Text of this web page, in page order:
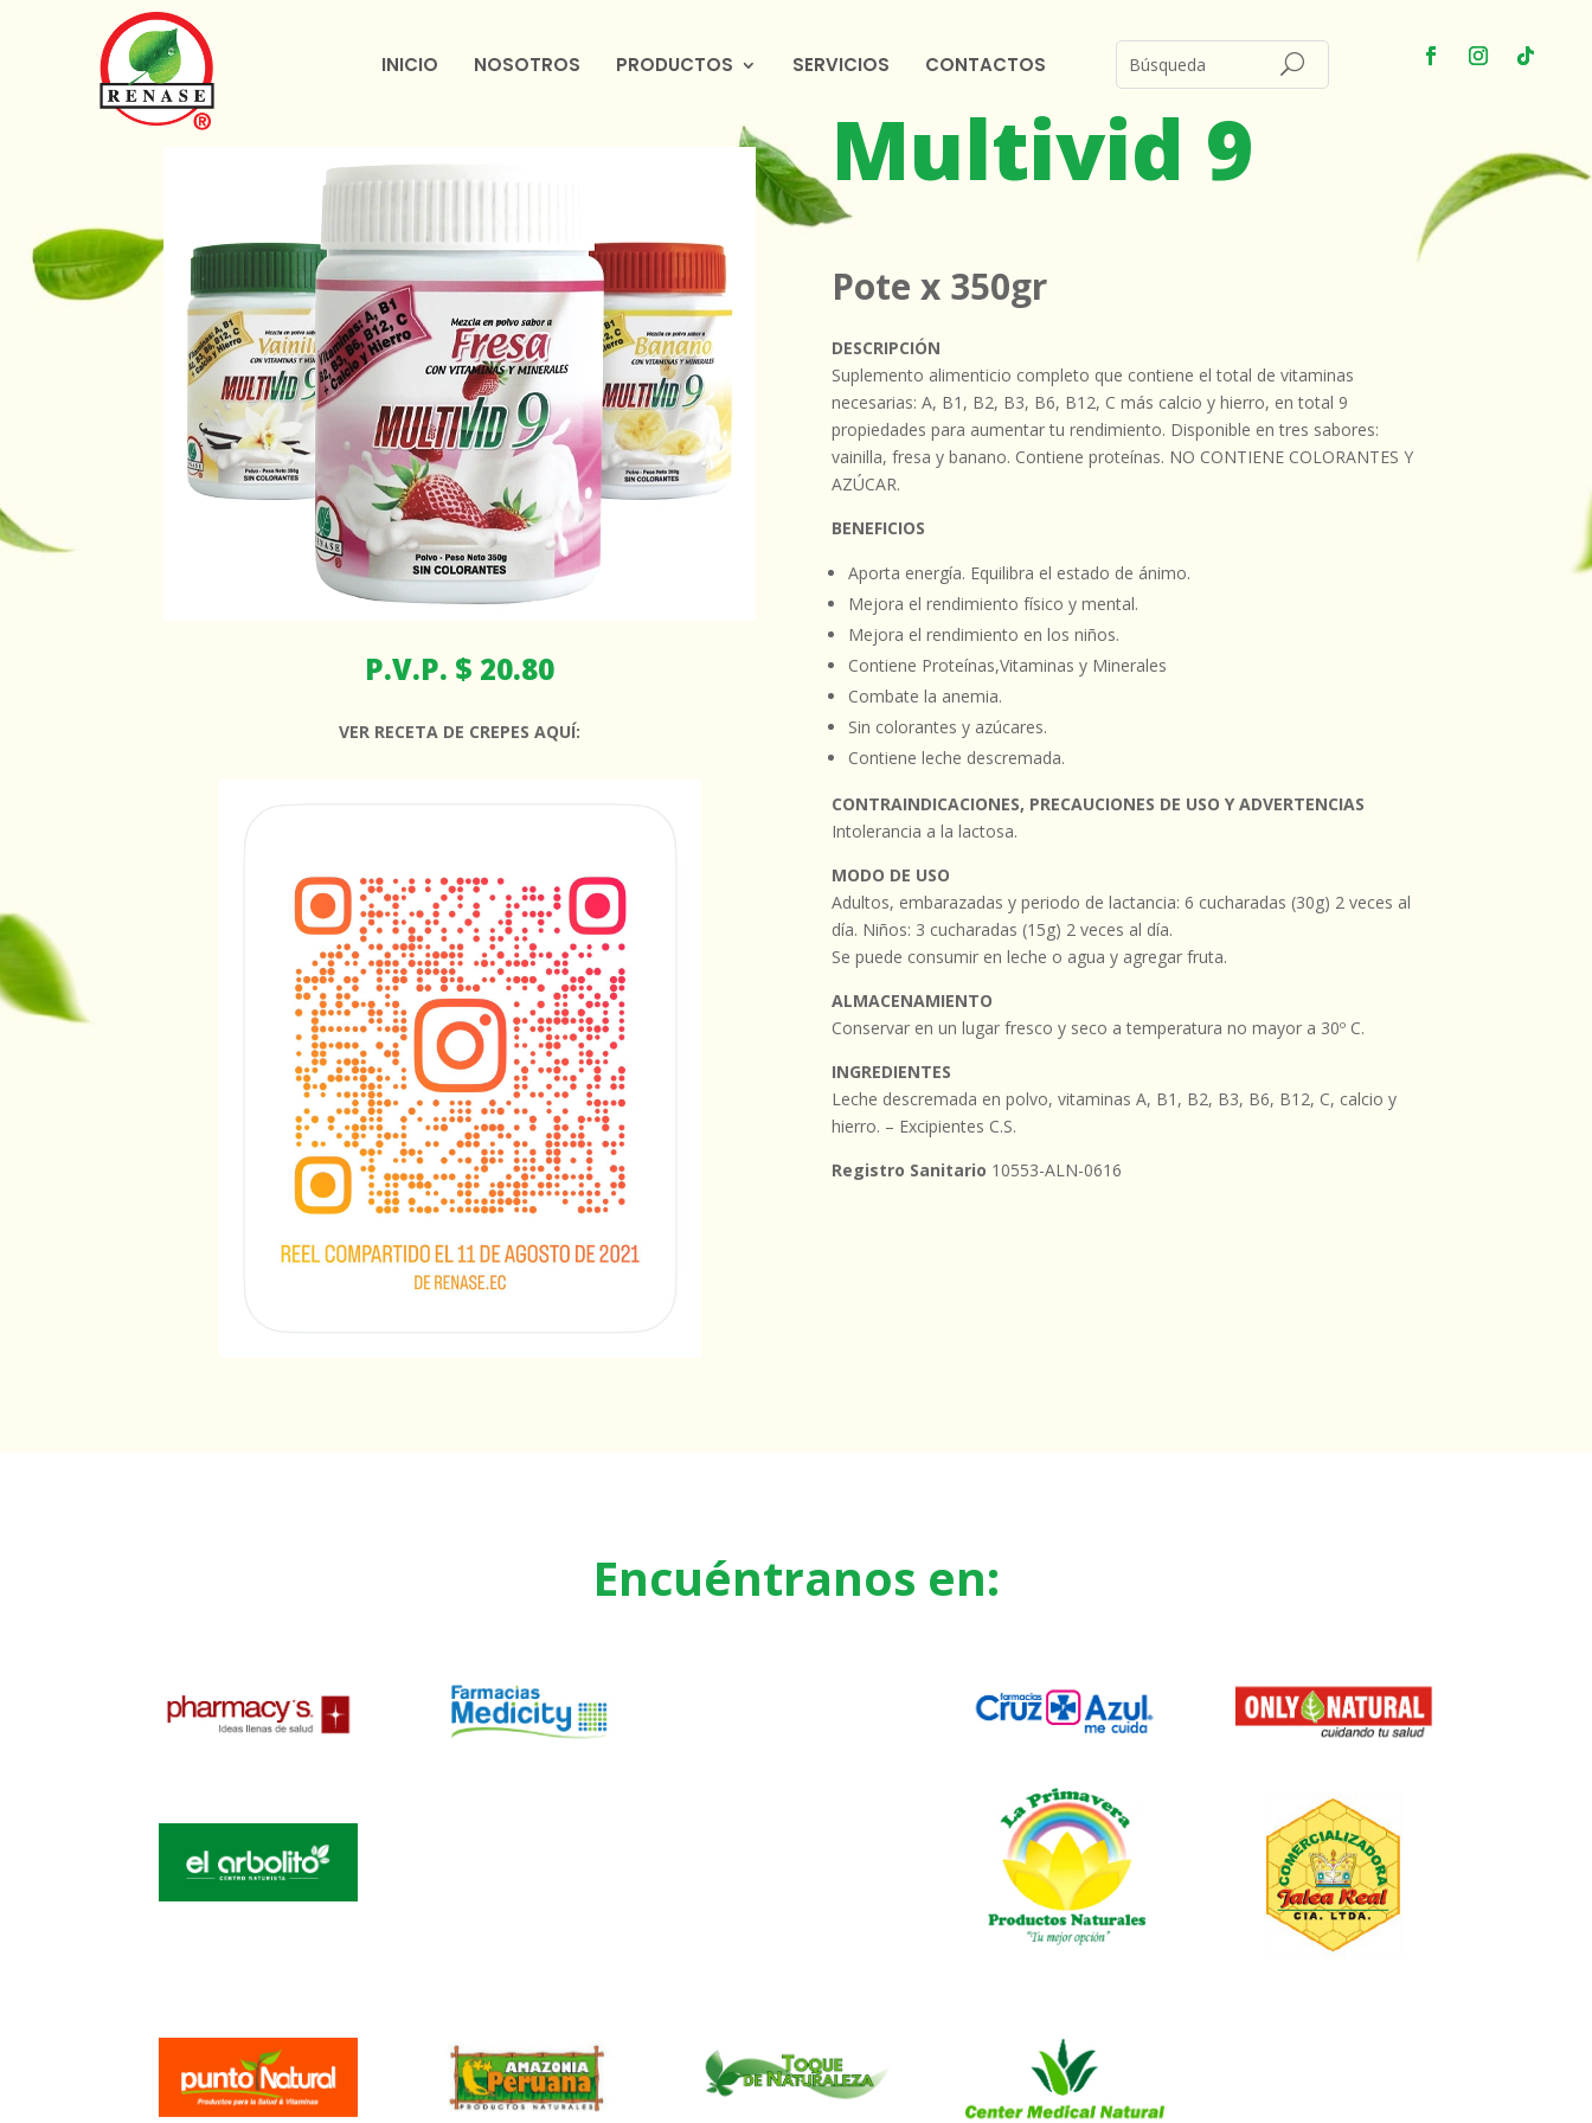
INICIO NOSOTROS PRODUCTOS SERVICIOS CONTACTOS
P.V.P. $ 20.80
VER RECETA DE CREPES AQUÍ:
Multivid 9
Pote x 350gr
DESCRIPCIÓN
Suplemento alimenticio completo que contiene el total de vitaminas
necesarias: A, B1, B2, B3, B6, B12, C más calcio y hierro, en total 9
propiedades para aumentar tu rendimiento. Disponible en tres sabores:
vainilla, fresa y banano. Contiene proteínas. NO CONTIENE COLORANTES Y
AZÚCAR.
BENEFICIOS
Aporta energía. Equilibra el estado de ánimo.
Mejora el rendimiento físico y mental.
Mejora el rendimiento en los niños.
Contiene Proteínas,Vitaminas y Minerales
Combate la anemia.
Sin colorantes y azúcares.
Contiene leche descremada.
CONTRAINDICACIONES, PRECAUCIONES DE USO Y ADVERTENCIAS
Intolerancia a la lactosa.
MODO DE USO
Adultos, embarazadas y periodo de lactancia: 6 cucharadas (30g) 2 veces al
día. Niños: 3 cucharadas (15g) 2 veces al día.
Se puede consumir en leche o agua y agregar fruta.
ALMACENAMIENTO
Conservar en un lugar fresco y seco a temperatura no mayor a 30º C.
INGREDIENTES
Leche descremada en polvo, vitaminas A, B1, B2, B3, B6, B12, C, calcio y
hierro. – Excipientes C.S.
Registro Sanitario 10553-ALN-0616
Encuéntranos en: